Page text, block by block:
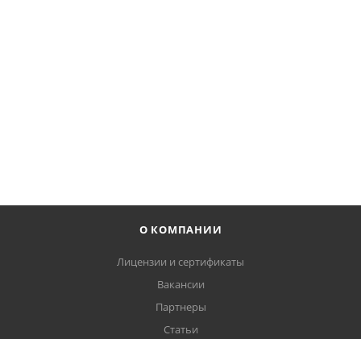
О КОМПАНИИ
Лицензии и сертификаты
Вакансии
Партнеры
Статьи